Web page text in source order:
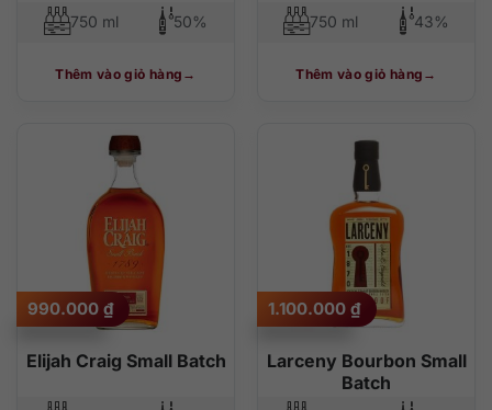
750 ml 50%
Thêm vào giỏ hàng
750 ml 43%
Thêm vào giỏ hàng
Elijah Craig Small Batch
990.000 ₫
Larceny Bourbon Small
Batch
1.100.000 ₫